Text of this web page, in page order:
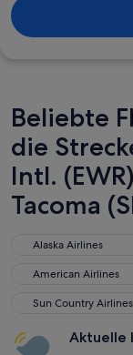
Beliebte
die
Intl.
Tacoma
Alaska Airlines
Alaska Airlines
American Airlines
American Airlines
Sun Country Airlines
Sun Country
Aktuelle